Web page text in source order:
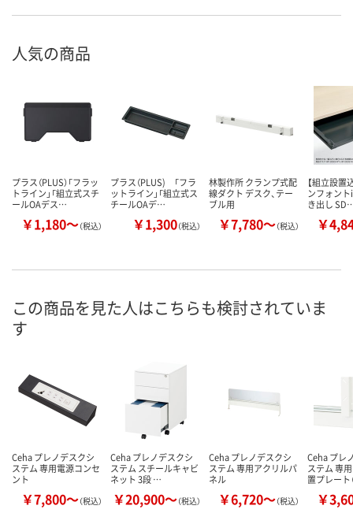
人気の商品
プラス（PLUS）「フラッ
トライン」「組立式スチ
ールOAデス…
￥1,180～（税込）
プラス（PLUS) 「フラ
ットライン」「組立式ス
チールOAデ…
￥1,300（税込）
林製作所 クランプ式配
線ダクト デスク、テー
ブル用
￥7,780～（税込）
【組立設置
ンフォン
き出し
￥
この商品を見た人はこちらも検討されていま
す
Ceha プレノデスクシ
ステム 専用電源コンセ
ント
￥7,800～（税込）
Ceha プレノデスクシ
ステム スチールキャビ
ネット 3段 …
￥20,900～（税込）
Ceha プレノデスクシ
ステム 専用アクリルパ
ネル
￥6,720～（税込）
Ceha プレ
ステム 専
置プレート
￥